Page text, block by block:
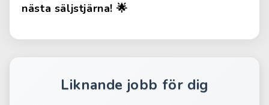
nästa säljstjärna! 🌟
Liknande jobb för dig